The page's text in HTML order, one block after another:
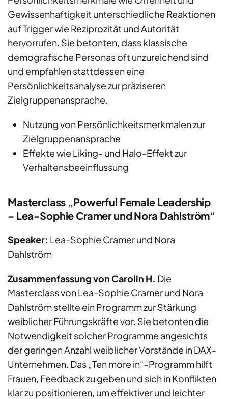
Gewissenhaftigkeit unterschiedliche Reaktionen
auf Trigger wie Reziprozität und Autorität
hervorrufen. Sie betonten, dass klassische
demografische Personas oft unzureichend sind
und empfahlen stattdessen eine
Persönlichkeitsanalyse zur präziseren
Zielgruppenansprache.
Nutzung von Persönlichkeitsmerkmalen zur
Zielgruppenansprache
Effekte wie Liking- und Halo-Effekt zur
Verhaltensbeeinflussung
Masterclass „Powerful Female Leadership
– Lea-Sophie Cramer und Nora Dahlström“
Speaker: Lea-Sophie Cramer und Nora
Dahlström
Zusammenfassung von Carolin H. Die
Masterclass von Lea-Sophie Cramer und Nora
Dahlström stellte ein Programm zur Stärkung
weiblicher Führungskräfte vor. Sie betonten die
Notwendigkeit solcher Programme angesichts
der geringen Anzahl weiblicher Vorstände in DAX-
Unternehmen. Das „Ten more in“-Programm hilft
Frauen, Feedback zu geben und sich in Konflikten
klar zu positionieren, um effektiver und leichter